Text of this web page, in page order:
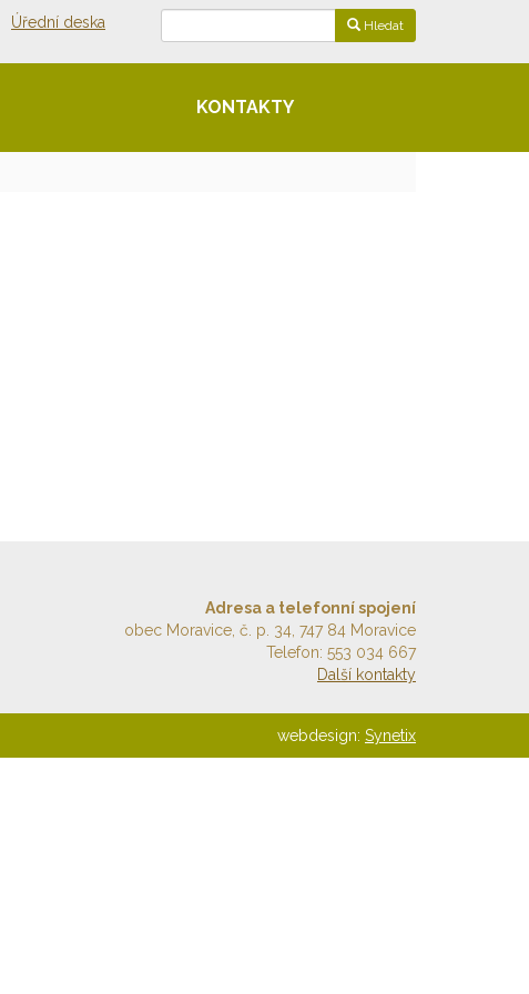
Úřední deska Hledat
KONTAKTY
Adresa a telefonní spojení
obec Moravice, č. p. 34, 747 84 Moravice
Telefon: 553 034 667
Další kontakty
webdesign: Synetix